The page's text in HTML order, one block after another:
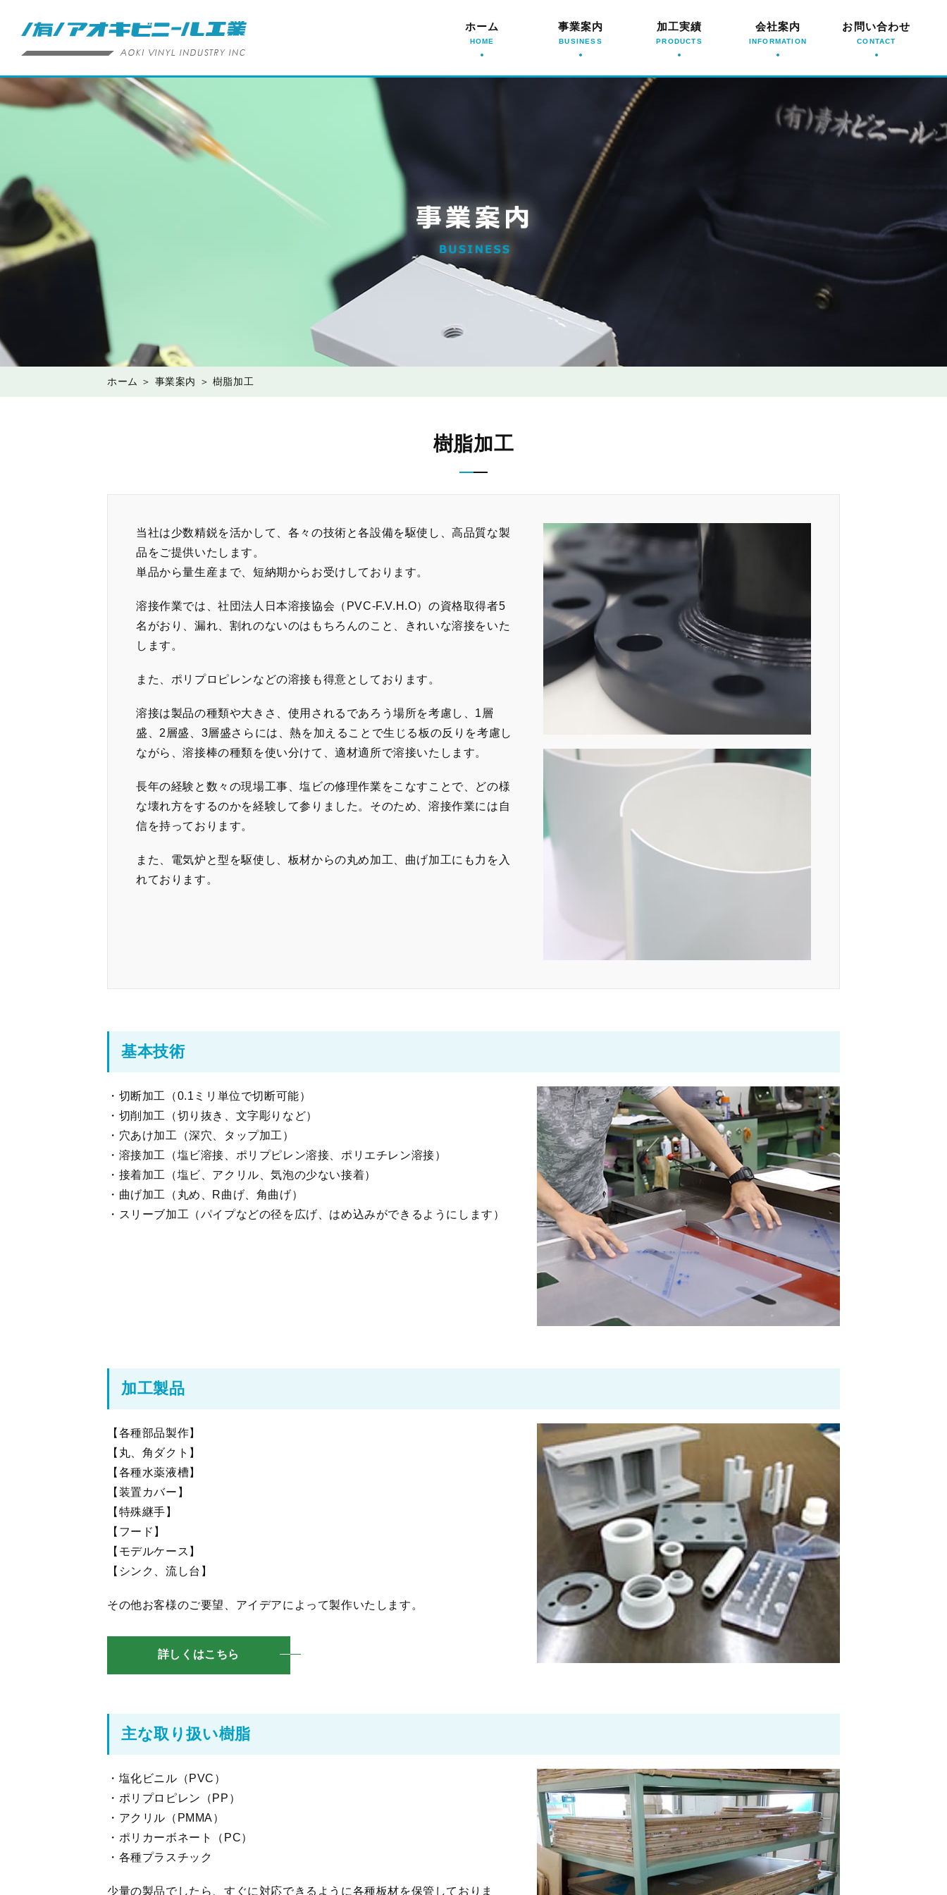
ホーム
HOME
事業案内
BUSINESS
加工実績
PRODUCTS
会社案内
INFORMATION
お問い合わせ
CONTACT
ホーム ＞ 事業案内 ＞ 樹脂加工
樹脂加工
当社は少数精鋭を活かして、各々の技術と各設備を駆使し、高品質な製
品をご提供いたします。
単品から量生産まで、短納期からお受けしております。
溶接作業では、社団法人日本溶接協会（PVC-F.V.H.O）の資格取得者5
名がおり、漏れ、割れのないのはもちろんのこと、きれいな溶接をいた
します。
また、ポリプロピレンなどの溶接も得意としております。
溶接は製品の種類や大きさ、使用されるであろう場所を考慮し、1層
盛、2層盛、3層盛さらには、熱を加えることで生じる板の反りを考慮し
ながら、溶接棒の種類を使い分けて、適材適所で溶接いたします。
長年の経験と数々の現場工事、塩ビの修理作業をこなすことで、どの様
な壊れ方をするのかを経験して参りました。そのため、溶接作業には自
信を持っております。
また、電気炉と型を駆使し、板材からの丸め加工、曲げ加工にも力を入
れております。
基本技術
・切断加工（0.1ミリ単位で切断可能）
・切削加工（切り抜き、文字彫りなど）
・穴あけ加工（深穴、タップ加工）
・溶接加工（塩ビ溶接、ポリプピレン溶接、ポリエチレン溶接）
・接着加工（塩ビ、アクリル、気泡の少ない接着）
・曲げ加工（丸め、R曲げ、角曲げ）
・スリーブ加工（パイプなどの径を広げ、はめ込みができるようにします）
加工製品
【各種部品製作】
【丸、角ダクト】
【各種水薬液槽】
【装置カバー】
【特殊継手】
【フード】
【モデルケース】
【シンク、流し台】
その他お客様のご要望、アイデアによって製作いたします。
詳しくはこちら
主な取り扱い樹脂
・塩化ビニル（PVC）
・ポリプロピレン（PP）
・アクリル（PMMA）
・ポリカーボネート（PC）
・各種プラスチック
少量の製品でしたら、すぐに対応できるように各種板材を保管しておりま